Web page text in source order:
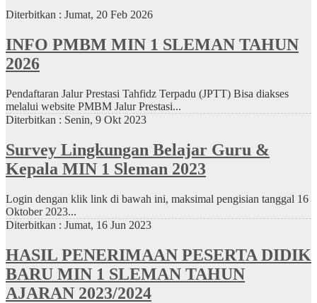
Diterbitkan : Jumat, 20 Feb 2026
INFO PMBM MIN 1 SLEMAN TAHUN
2026
Pendaftaran Jalur Prestasi Tahfidz Terpadu (JPTT) Bisa diakses
melalui website PMBM Jalur Prestasi...
Diterbitkan : Senin, 9 Okt 2023
Survey Lingkungan Belajar Guru &
Kepala MIN 1 Sleman 2023
Login dengan klik link di bawah ini, maksimal pengisian tanggal 16
Oktober 2023...
Diterbitkan : Jumat, 16 Jun 2023
HASIL PENERIMAAN PESERTA DIDIK
BARU MIN 1 SLEMAN TAHUN
AJARAN 2023/2024